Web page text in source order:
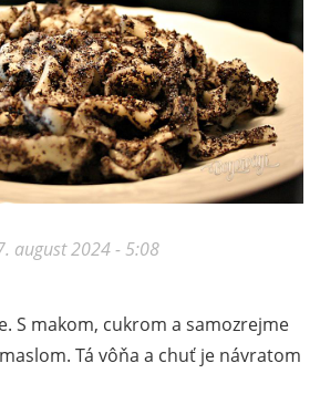
august 2024 - 5:08
S makom, cukrom a samozrejme
Tá vôňa a chuť je návratom